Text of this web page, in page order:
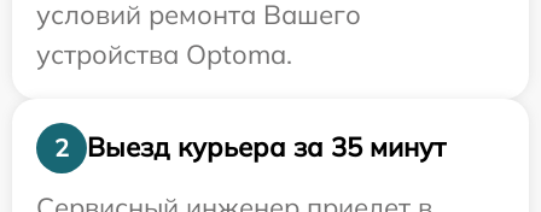
условий ремонта Вашего
устройства Optoma.
2
Выезд курьера за 35 минут